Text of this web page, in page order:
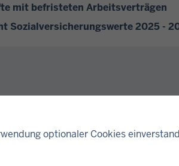
optionaler Cookies
mit befristeten Arbeitsverträgen
Sozialversicherungswerte 2025 -
2026